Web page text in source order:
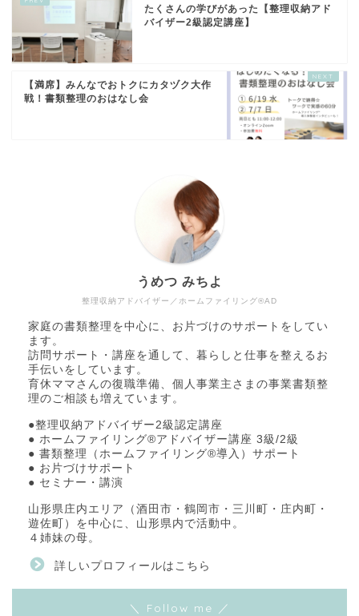
たくさんの学びがあった【整理収納アド
バイザー2級認定講座】
【満席】みんなでおトクにカタヅク大作
戦！書類整理のおはなし会
整理収納アドバイザー／ホームファイリング®AD
うめつ みちよ
家庭の書類整理を中心に、お片づけのサポートをしてい
ます。
訪問サポート・講座を通して、暮らしと仕事を整えるお
手伝いをしています。
育休ママさんの復職準備、個人事業主さまの事業書類整
理のご相談も増えています。
●整理収納アドバイザー2級認定講座
● ホームファイリング®アドバイザー講座 3級/2級
● 書類整理（ホームファイリング®導入）サポート
● お片づけサポート
● セミナー・講演
山形県庄内エリア（酒田市・鶴岡市・三川町・庄内町・
遊佐町）を中心に、山形県内で活動中。
４姉妹の母。
詳しいプロフィールはこちら
＼ Follow me ／